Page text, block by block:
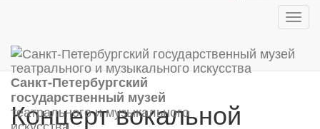
Санкт-Петербургский
государственный музей
театрального и музыкального
Концерт вокальной